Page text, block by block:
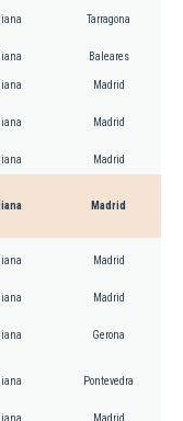
Tarragona
Baleares
Madrid
Madrid
Madrid
Madrid
Madrid
Madrid
Gerona
Pontevedra
Madrid